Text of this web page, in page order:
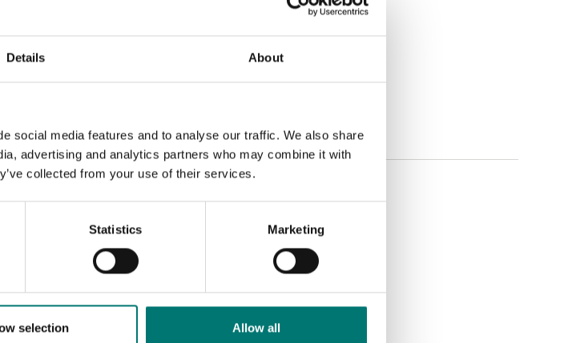
Details About
social media features and to analyse our traffic. We also share
advertising and analytics partners who may combine it with
collected from your use of their services.
Statistics Marketing
selection Allow all